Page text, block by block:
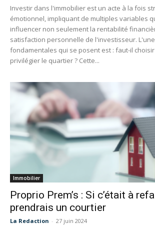
Investir dans l'immobilier est un acte à la fois
émotionnel, impliquant de multiples variables
influencer non seulement la rentabilité
satisfaction personnelle de l'investisseur.
fondamentales qui se posent est : faut-il
privilégier le quartier ? Cette...
Immobilier
Proprio Prem’s : Si c’était à
prendrais un courtier
La Redaction - 27 juin 2024